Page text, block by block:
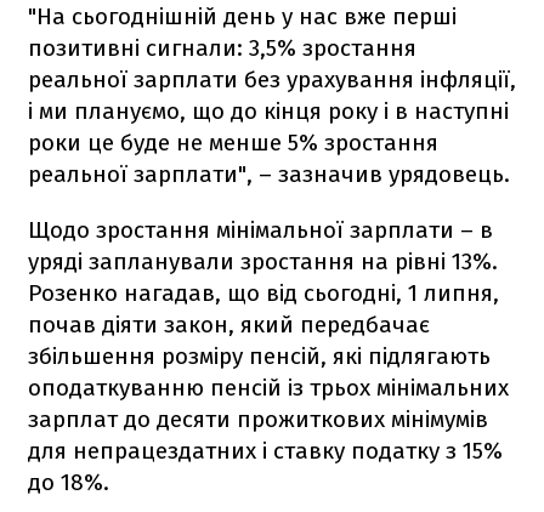
"На сьогоднішній день у нас вже перші
позитивні сигнали: 3,5% зростання
реальної зарплати без урахування інфляції,
і ми плануємо, що до кінця року і в наступні
роки це буде не менше 5% зростання
реальної зарплати", – зазначив урядовець.
Щодо зростання мінімальної зарплати – в
уряді запланували зростання на рівні 13%.
Розенко нагадав, що від сьогодні, 1 липня,
почав діяти закон, який передбачає
збільшення розміру пенсій, які підлягають
оподаткуванню пенсій із трьох мінімальних
зарплат до десяти прожиткових мінімумів
для непрацездатних і ставку податку з 15%
до 18%.